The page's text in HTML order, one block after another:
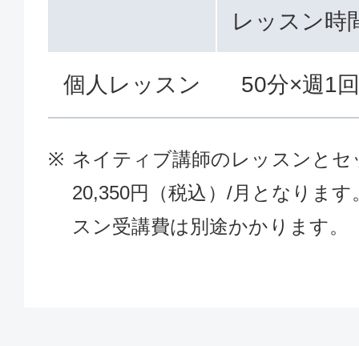
レッスン時
個人レッスン 50分×週1
ネイティブ講師のレッスンと
20,350円（税込）/月となりま
スン受講費は別途かかります。